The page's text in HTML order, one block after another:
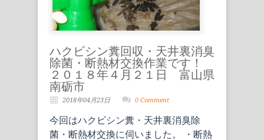
ハクビシン糞回収・天井裏消臭
除菌・断熱材交換作業です！
２０１８年４月２１日 富山県
南砺市
2018年04月23日 0 Comment
今回はハクビシン糞・天井裏消臭除
菌・断熱材交換に伺いました。 ・断熱